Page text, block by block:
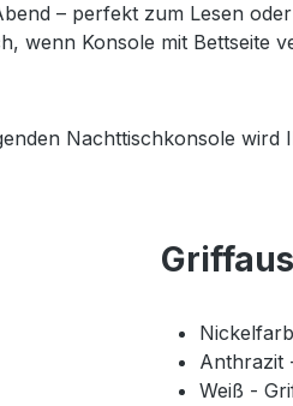
– perfekt zum Lesen
wenn Konsole mit
Nachttischkonsole
Anthrazit
Weiß -